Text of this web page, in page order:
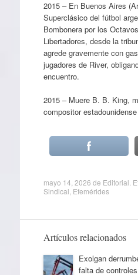
2015 – En Buenos Aires
Superclásico del fútbol
Bombonera por los
Libertadores, desde la
agrede gravemente con
jugadores de River,
encuentro.
2015 – Muere B. B. King,
compositor estadounidense
mayo 14, 2026 de Editorial .
Sindical Efemérides
Artículos relacionados
Exolgan
falta de